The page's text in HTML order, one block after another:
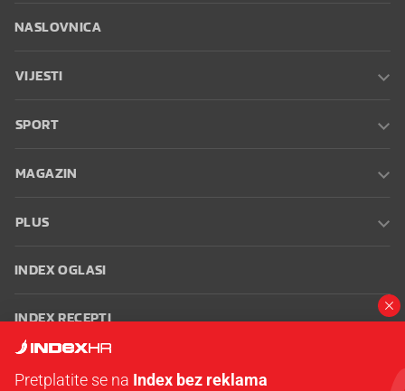
NASLOVNICA
VIJESTI
SPORT
MAGAZIN
PLUS
INDEX OGLASI
INDEX RECEPTI
Pretplatite se na Index bez reklama